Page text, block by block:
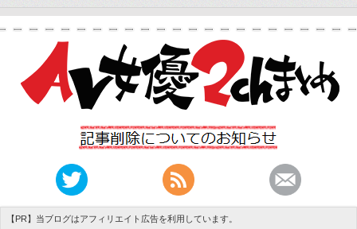
【PR】当ブログはアフィリエイト広告を利用しています。